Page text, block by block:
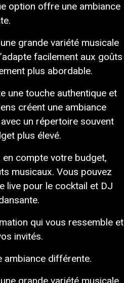
option offre une ambiance
grande variété musicale
facilement aux goûts
plus abordable.
une touche authentique et
créent une ambiance
un répertoire souvent
plus élevé.
compte votre budget,
musicaux. Vous pouvez
live pour le cocktail et DJ
qui vous ressemble et
invités.
ambiance différente.